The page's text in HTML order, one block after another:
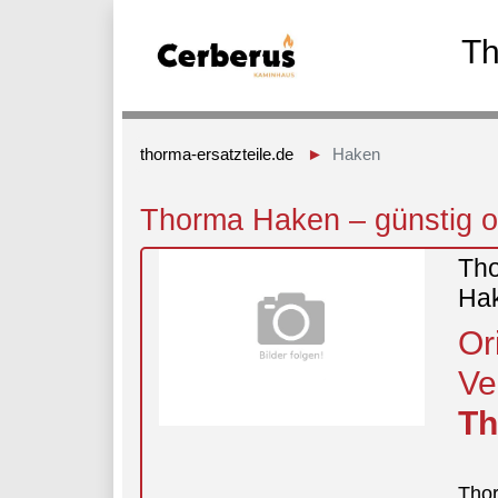
thorma-ersatzteile.de Haken
Thorma Haken – günstig